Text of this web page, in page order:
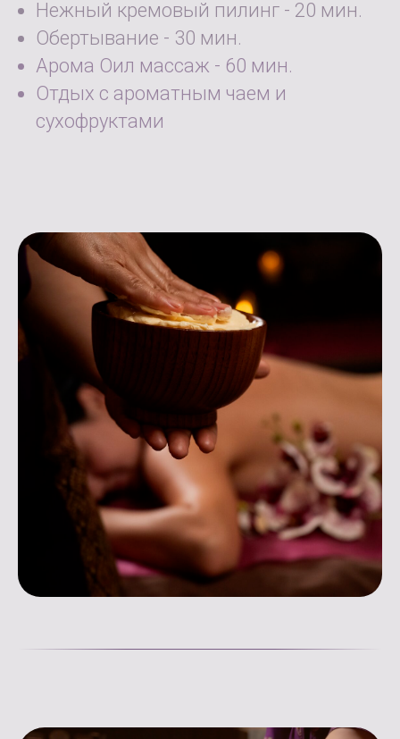
Нежный кремовый пилинг - 20 мин.
Обертывание - 30 мин.
Арома Оил массаж - 60 мин.
Отдых с ароматным чаем и
сухофруктами